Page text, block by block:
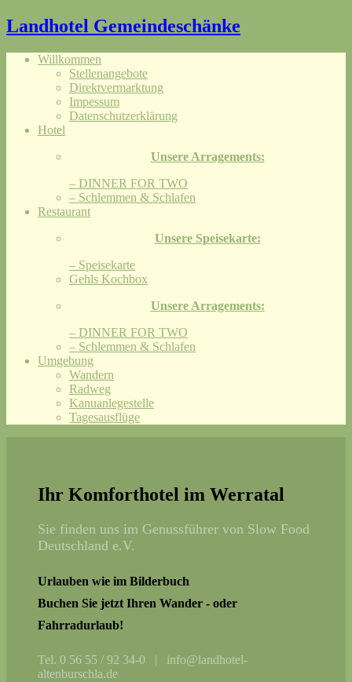
Landhotel Gemeindeschänke
Willkommen
Stellenangebote
Direktvermarktung
Impessum
Datenschutzerklärung
Hotel
Unsere Arragements:
– DINNER FOR TWO
– Schlemmen & Schlafen
Restaurant
Unsere Speisekarte:
– Speisekarte
Gehls Kochbox
Unsere Arragements:
– DINNER FOR TWO
– Schlemmen & Schlafen
Umgebung
Wandern
Radweg
Kanuanlegestelle
Tagesausflüge
Ihr Komforthotel im Werratal
Sie finden uns im Genussführer von Slow Food
Deutschland e.V.
Urlauben wie im Bilderbuch
Buchen Sie jetzt Ihren Wander - oder
Fahrradurlaub!
Tel. 0 56 55 / 92 34-0 | info@landhotel-
altenburschla.de